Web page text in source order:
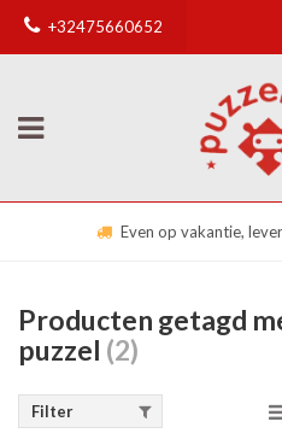
+32475660652
Even op vakantie,
Producten getagd
puzzel (2)
Filter